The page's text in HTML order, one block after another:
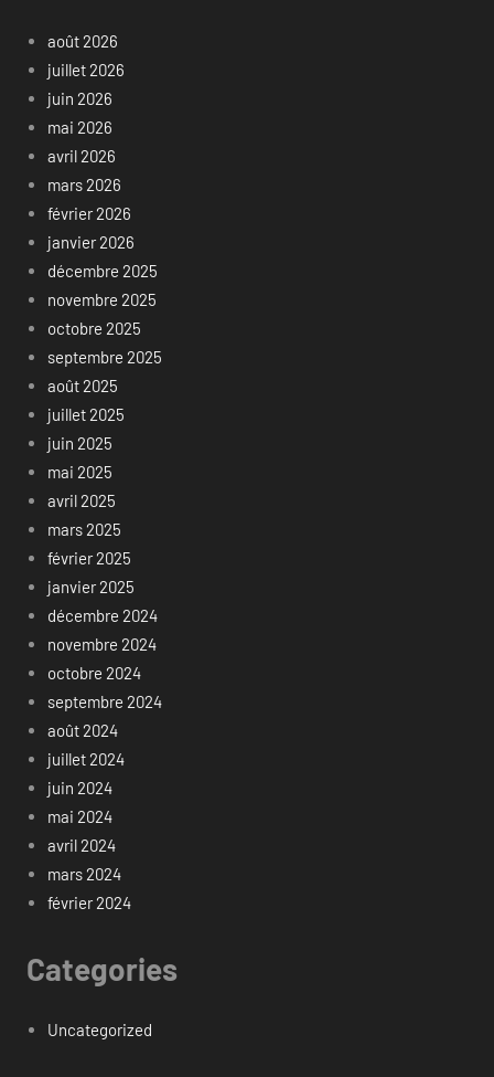
août 2026
juillet 2026
juin 2026
mai 2026
avril 2026
mars 2026
février 2026
janvier 2026
décembre 2025
novembre 2025
octobre 2025
septembre 2025
août 2025
juillet 2025
juin 2025
mai 2025
avril 2025
mars 2025
février 2025
janvier 2025
décembre 2024
novembre 2024
octobre 2024
septembre 2024
août 2024
juillet 2024
juin 2024
mai 2024
avril 2024
mars 2024
février 2024
Categories
Uncategorized